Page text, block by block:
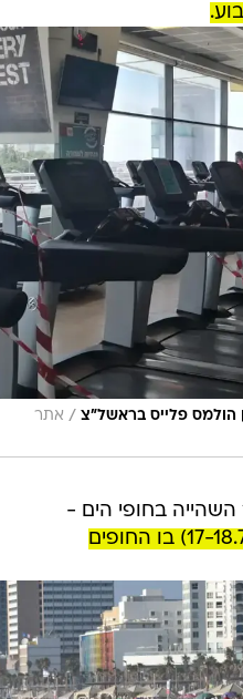
הולמס פלייס בראשל"צ / אתר
בחופי הים -
למעט סוף השבוע הקרוב (17-18.7) בו החופים